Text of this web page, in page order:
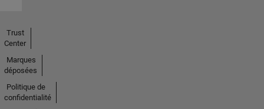
Trust
Center
Marques
déposées
Politique de
confidentialité